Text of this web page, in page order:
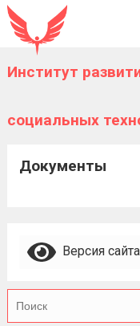
Институт
социальных
Документы
Версия
Search
for: